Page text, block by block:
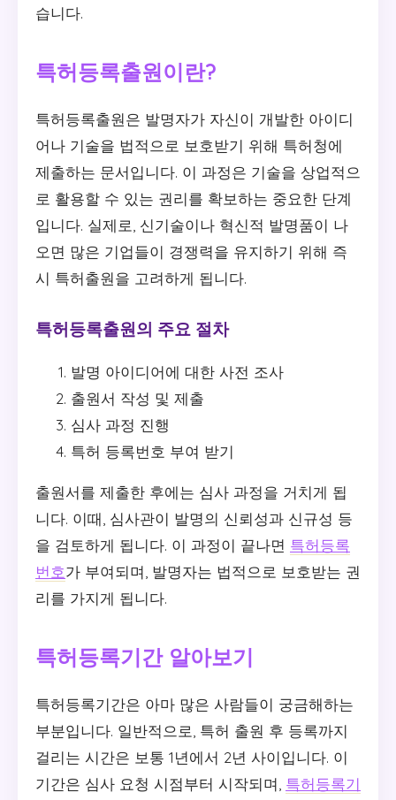
습니다.
특허등록출원이란?
특허등록출원은 발명자가 자신이 개발한 아이디
어나 기술을 법적으로 보호받기 위해 특허청에
제출하는 문서입니다. 이 과정은 기술을 상업적으
로 활용할 수 있는 권리를 확보하는 중요한 단계
입니다. 실제로, 신기술이나 혁신적 발명품이 나
오면 많은 기업들이 경쟁력을 유지하기 위해 즉
시 특허출원을 고려하게 됩니다.
특허등록출원의 주요 절차
발명 아이디어에 대한 사전 조사
출원서 작성 및 제출
심사 과정 진행
특허 등록번호 부여 받기
출원서를 제출한 후에는 심사 과정을 거치게 됩
니다. 이때, 심사관이 발명의 신뢰성과 신규성 등
을 검토하게 됩니다. 이 과정이 끝나면 특허등록
번호가 부여되며, 발명자는 법적으로 보호받는 권
리를 가지게 됩니다.
특허등록기간 알아보기
특허등록기간은 아마 많은 사람들이 궁금해하는
부분입니다. 일반적으로, 특허 출원 후 등록까지
걸리는 시간은 보통 1년에서 2년 사이입니다. 이
기간은 심사 요청 시점부터 시작되며, 특허등록기